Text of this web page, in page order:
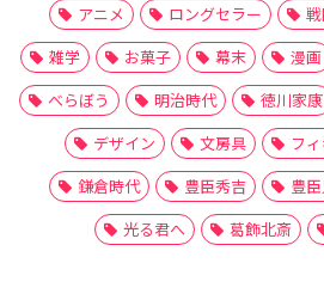
アニメ
ロングセラー
雑学
お菓子 幕末 漫画
べらぼう
明治時代 徳川家康
デザイン
文房具 フ
鎌倉時代
豊臣秀吉 豊臣
光る君へ
葛飾北斎